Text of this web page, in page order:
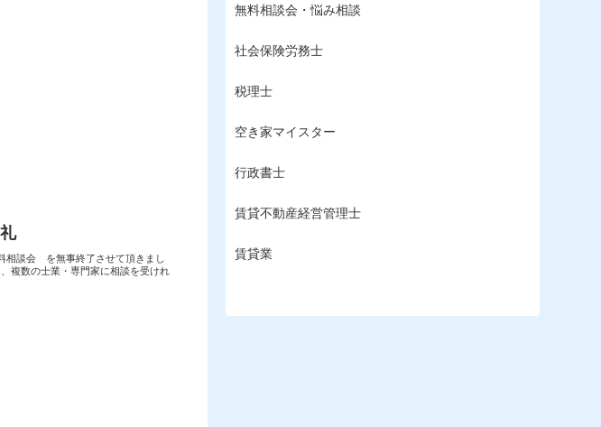
談会 を無事終了させて頂きまし
複数の士業・専門家に相談を受けれ
無料相談会・悩み相談
社会保険労務士
税理士
空き家マイスター
行政書士
賃貸不動産経営管理士
賃貸業